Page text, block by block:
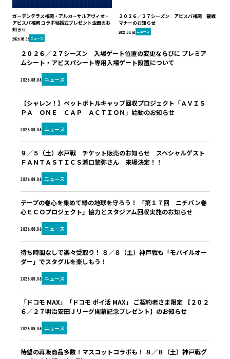
ガーデンテラス福岡・アルカーサルアヴィオ・
アビスパ福岡 コラボ結婚式プレゼント企画のお
知らせ
2026.08.06 ニュース
２０２６／２７シーズン アビスパ福岡 観戦
マナーのお知らせ
2026.08.06 ニュース
2026.08.06 ニュース
２０２６／２７シーズン 入場ゲート位置の変更ならびに プレミア
ムシート・アビスパシート専用入場ゲート設置について
2026.08.06 ニュース
【シャレン！】ペットボトルキャップ回収プロジェクト「ＡＶＩＳ
ＰＡ ＯＮＥ ＣＡＰ ＡＣＴＩＯＮ」始動のお知らせ
2026.08.06 ニュース
９／５（土）水戸戦 チケット販売のお知らせ スペシャルゲスト
ＦＡＮＴＡＳＴＩＣＳ瀬口黎弥さん 来場決定！！
2026.08.06 ニュース
テープの巻心を集めて緑の地球を守ろう！ 「第１７回 ニチバン巻
心ＥＣＯプロジェクト」協力とスタジアム回収実施のお知らせ
2026.08.06 ニュース
待ち時間なしで楽々受取り！ ８／８（土）神戸戦も「モバイルオー
ダー」でスタグルを楽しもう！
2026.08.06 ニュース
「ドコモ MAX」「ドコモ ポイ活 MAX」 ご契約者さま限定 【２０２
６／２７明治安田Ｊリーグ開幕記念プレゼント】のお知らせ
待望の再販商品多数！マスコットコラボも！ ８／８（土）神戸戦グ